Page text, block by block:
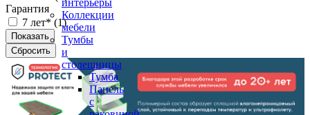
интерьеры
Коллекции
мебели
Тумбы
и
столешницы
Тумба
Панель
с
Гарантия
7 лет* (1)